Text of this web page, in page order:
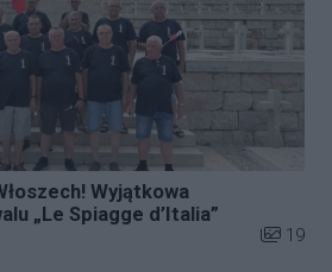
Wyjątkowa
„Le Spiagge d’Italia”
Liczba
19